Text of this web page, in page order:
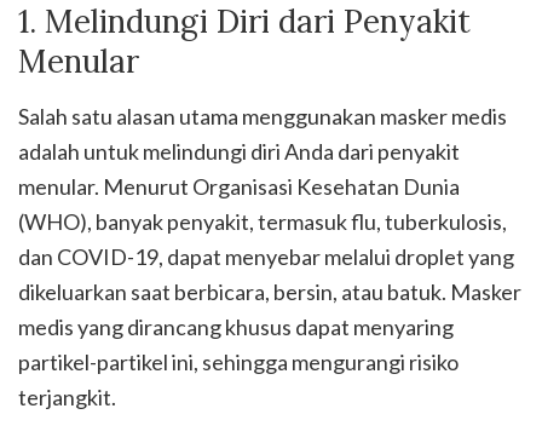
1. Melindungi Diri dari Penyakit
Menular
Salah satu alasan utama menggunakan masker medis
adalah untuk melindungi diri Anda dari penyakit
menular. Menurut Organisasi Kesehatan Dunia
(WHO), banyak penyakit, termasuk flu, tuberkulosis,
dan COVID-19, dapat menyebar melalui droplet yang
dikeluarkan saat berbicara, bersin, atau batuk. Masker
medis yang dirancang khusus dapat menyaring
partikel-partikel ini, sehingga mengurangi risiko
terjangkit.